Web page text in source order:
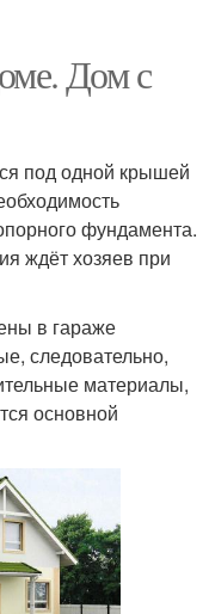
Дом с
под одной крышей
фундамента.
ждёт хозяев при
в гараже
следовательно,
материалы,
основной